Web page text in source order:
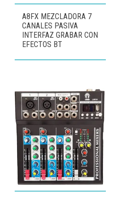
A8FX MEZCLADORA 7
CANALES PASIVA
INTERFAZ GRABAR CON
EFECTOS BT